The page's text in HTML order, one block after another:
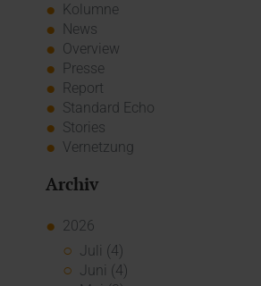
Kolumne
News
Overview
Presse
Report
Standard Echo
Stories
Vernetzung
Archiv
2026
Juli (4)
Juni (4)